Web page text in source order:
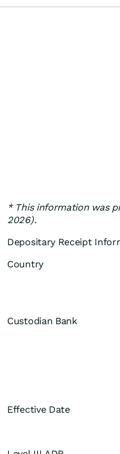
* This information was
2026).
Depositary Receipt
Country
Custodian Bank
Effective Date